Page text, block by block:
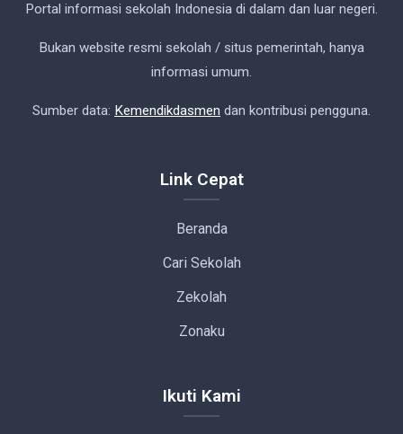
Portal informasi sekolah Indonesia di dalam dan luar negeri.
Bukan website resmi sekolah / situs pemerintah, hanya
informasi umum.
Sumber data: Kemendikdasmen dan kontribusi pengguna.
Link Cepat
Beranda
Cari Sekolah
Zekolah
Zonaku
Ikuti Kami